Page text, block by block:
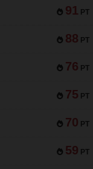
91 PT
88 PT
76 PT
75 PT
70 PT
59 PT